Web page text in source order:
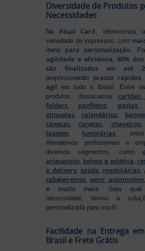
Diversidade de Produtos
Necessidades
NaAtual Card, oferecemos
variedade de impressos, com
itens para personalização.
agilidade e eficiência, 80%
são finalizados em até
proporcionando prazos rápidos
ágil em todo o Brasil. Entre
produtos, destacamos
folders, panfletos, pastas,
etiquetas,calendários,
canecas,canetas, chaveiros,
tapetes, luminárias, entre
Atendemos profissionais e
diversos segmentos, como
artesanato, beleza e estética,
e delivery, saúde, imobiliárias,
cabeleireiros, setor automotivo,
e muito mais. Seja
necessidade, temos a
personalizada para você!
Facilidade na Entrega
Brasil e Frete Grátis